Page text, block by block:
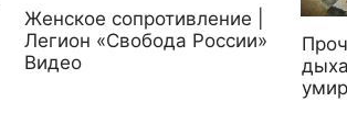
Женское сопротивление |
Легион «Свобода России»
Видео